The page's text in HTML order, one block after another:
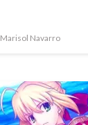
Marisol Navarro